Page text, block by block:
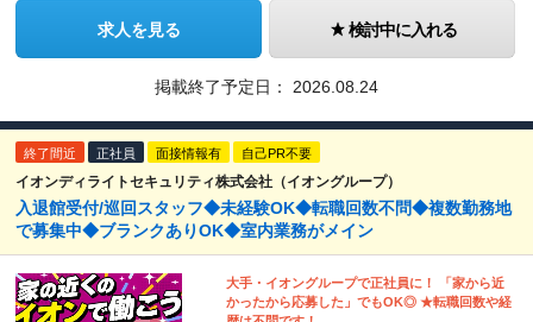
求人を見る 検討中に入れる
掲載終了予定日： 2026.08.24
終了間近 正社員 面接情報有 自己PR不要
イオンディライトセキュリティ株式会社（イオングループ）
入退館受付/巡回スタッフ◆未経験OK◆転職回数不問◆複数勤務地
で募集中◆ブランクありOK◆室内業務がメイン
大手・イオングループで正社員に！ 「家から近
かったから応募した」でもOK◎ ★転職回数や経